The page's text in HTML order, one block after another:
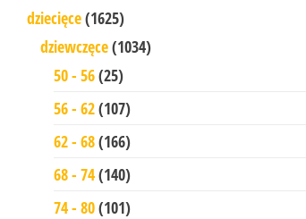
dziecięce(1625)
dziewczęce(1034)
50 - 56(25)
56 - 62(107)
62 - 68(166)
68 - 74(140)
74 - 80(101)